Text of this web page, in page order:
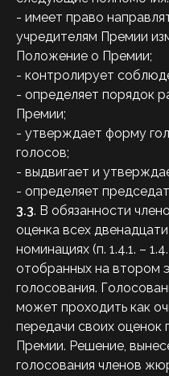
- имеет право
учредителям Премии
Положение о Премии;
- контролирует
- определяет порядок
Премии;
- утверждает форму
голосов;
- выдвигает и
- определяет
3.3. В обязанности
оценка всех
номинациях (п. 1.4.1. –
отобранных на втором
голосования.
может проходить как
передачи своих
Премии. Решение,
голосования членов